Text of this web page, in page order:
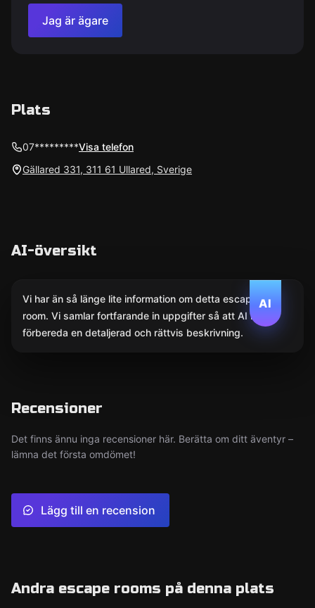
Jag är ägare
Plats
07*********Visa telefon
Gällared 331, 311 61 Ullared, Sverige
AI-översikt
AI
Vi har än så länge lite information om detta escape
room. Vi samlar fortfarande in uppgifter så att AI kan
förbereda en detaljerad och rättvis beskrivning.
Recensioner
Det finns ännu inga recensioner här. Berätta om ditt äventyr –
lämna det första omdömet!
Lägg till en recension
Andra escape rooms på denna plats